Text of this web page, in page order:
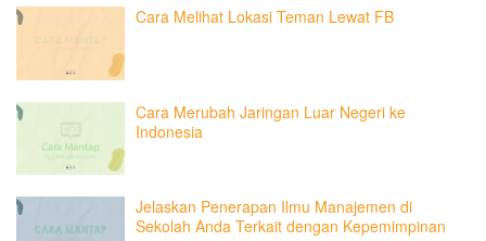
Cara Melihat Lokasi Teman Lewat FB
Cara Merubah Jaringan Luar Negeri ke
Indonesia
Jelaskan Penerapan Ilmu Manajemen di
Sekolah Anda Terkait dengan Kepemimpinan